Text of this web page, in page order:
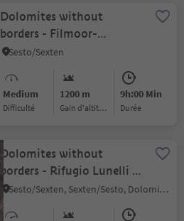
Dolomites without
borders - Filmoor-
Standschützen hut - Rif.
Sesto/Sexten
Medium
Difficulté
1200 m
Gain d'altitude
9h:00 Min
durée
Dolomites without
borders - Rifugio Lunelli –
Rifugio Berti/Rifugio
Sesto/Sexten, Sexten/Sesto, Dolomites Region 3 Zinnen